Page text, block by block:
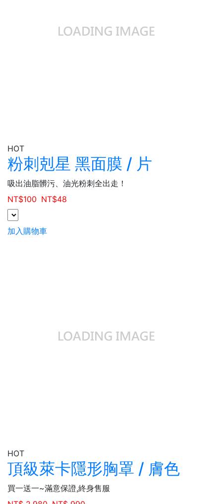
HOT
粉刺剋星 黑面膜 / 片
吸出油脂髒污、油光粉刺全出走！
NT$100 NT$48
加入購物車
HOT
頂級萊卡隱形胸罩 / 膚色
買一送一~滿意保證,終身售服